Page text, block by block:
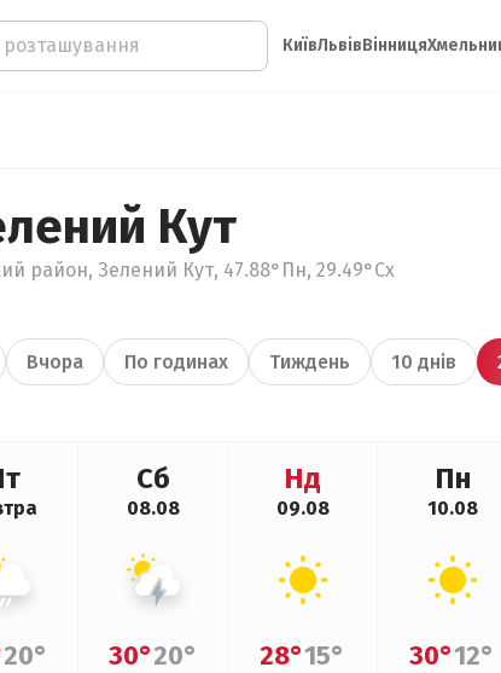
КиївЛьвівВінниця
Кут
район, Зелений Кут, 47.88°Пн, 29.49°Сх
Вчора По годинах Тиждень 10 днів
20°
Сб
08.08
30°20°
Нд
09.08
28°15°
Пн
10.08
30°12°